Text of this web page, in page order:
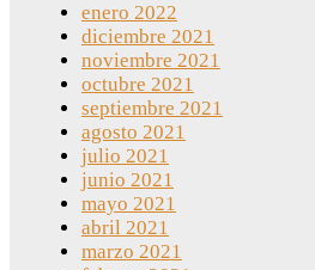
enero 2022
diciembre 2021
noviembre 2021
octubre 2021
septiembre 2021
agosto 2021
julio 2021
junio 2021
mayo 2021
abril 2021
marzo 2021